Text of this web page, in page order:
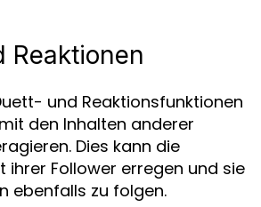
Reaktionen
und Reaktionsfunktionen
den Inhalten anderer
Dies kann die
ihrer Follower erregen und sie
ebenfalls zu folgen.